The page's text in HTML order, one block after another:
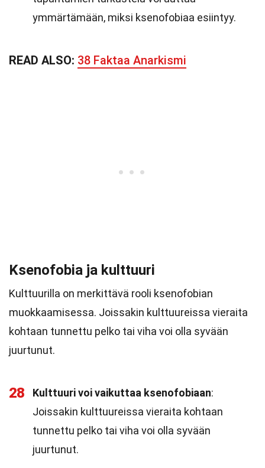
ymmärtämään, miksi ksenofobiaa esiintyy.
READ ALSO: 38 Faktaa Anarkismi
Ksenofobia ja kulttuuri
Kulttuurilla on merkittävä rooli ksenofobian
muokkaamisessa. Joissakin kulttuureissa vieraita
kohtaan tunnettu pelko tai viha voi olla syvään
juurtunut.
28 Kulttuuri voi vaikuttaa ksenofobiaan:
Joissakin kulttuureissa vieraita kohtaan
tunnettu pelko tai viha voi olla syvään
juurtunut.